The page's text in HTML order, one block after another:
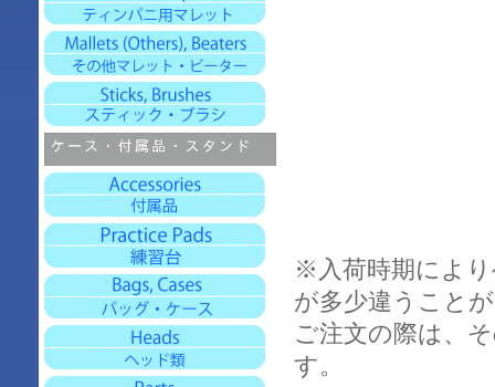
※入荷時期によ
が多少違うこと
ご注文の際は、
す。